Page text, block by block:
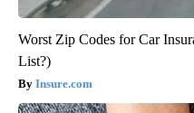
Worst Zip Codes for Car
List?)
Insure.com